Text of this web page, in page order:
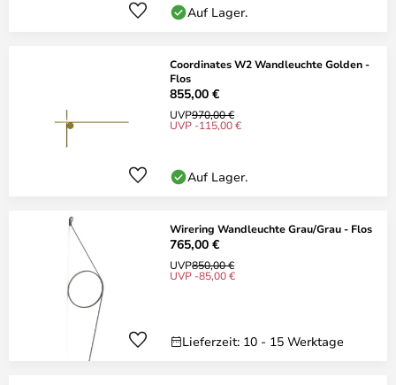
Auf Lager.
Coordinates W2 Wandleuchte Golden -
Flos
855,00 €
UVP970,00 €
UVP -115,00 €
Auf Lager.
Wirering Wandleuchte Grau/Grau - Flos
765,00 €
UVP850,00 €
UVP -85,00 €
Lieferzeit: 10 - 15 Werktage